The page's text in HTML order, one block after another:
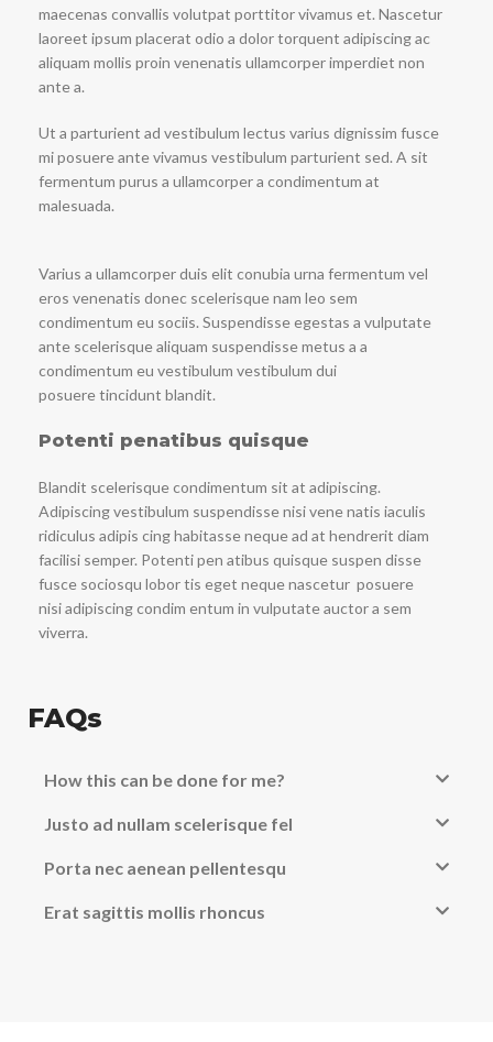
maecenas convallis volutpat porttitor vivamus et. Nascetur
laoreet ipsum placerat odio a dolor torquent adipiscing ac
aliquam mollis proin venenatis ullamcorper imperdiet non
ante a.
Ut a parturient ad vestibulum lectus varius dignissim fusce
mi posuere ante vivamus vestibulum parturient sed. A sit
fermentum purus a ullamcorper a condimentum at
malesuada.
Varius a ullamcorper duis elit conubia urna fermentum vel
eros venenatis donec scelerisque nam leo sem
condimentum eu sociis. Suspendisse egestas a vulputate
ante scelerisque aliquam suspendisse metus a a
condimentum eu vestibulum vestibulum dui
posuere tincidunt blandit.
Potenti penatibus quisque
Blandit scelerisque condimentum sit at adipiscing.
Adipiscing vestibulum suspendisse nisi vene natis iaculis
ridiculus adipis cing habitasse neque ad at hendrerit diam
facilisi semper. Potenti pen atibus quisque suspen disse
fusce sociosqu lobor tis eget neque nascetur posuere
nisi adipiscing condim entum in vulputate auctor a sem
viverra.
FAQs
How this can be done for me?
Justo ad nullam scelerisque fel
Porta nec aenean pellentesqu
Erat sagittis mollis rhoncus